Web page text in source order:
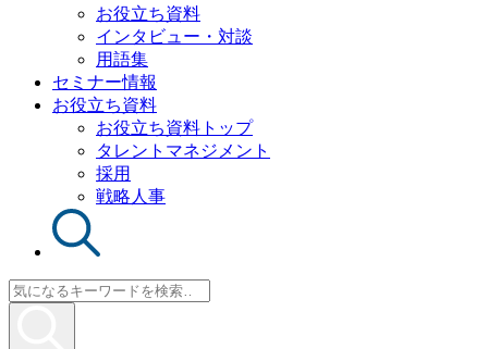
お役立ち資料
インタビュー・対談
用語集
セミナー情報
お役立ち資料
お役立ち資料トップ
タレントマネジメント
採用
戦略人事